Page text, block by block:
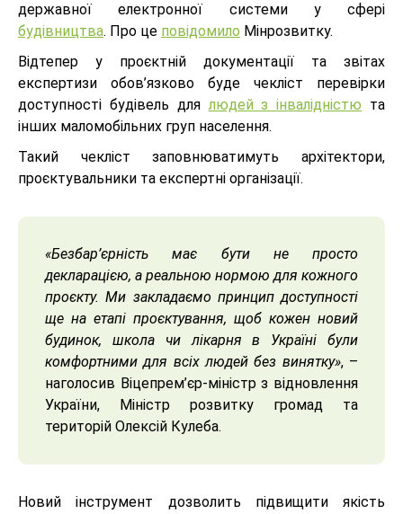
державної електронної системи у сфері
будівництва. Про це повідомило Мінрозвитку.
Відтепер у проєктній документації та звітах
експертизи обов’язково буде чекліст перевірки
доступності будівель длялюдей з інвалідністю та
інших маломобільних груп населення.
Такий чекліст заповнюватимуть архітектори,
проєктувальники та експертні організації.
«Безбар’єрність має бути не просто
декларацією, а реальною нормою для кожного
проєкту. Ми закладаємо принцип доступності
ще на етапі проєктування, щоб кожен новий
будинок, школа чи лікарня в Україні були
комфортними для всіх людей без винятку», –
наголосив Віцепрем’єр-міністр з відновлення
України, Міністр розвитку громад та
територій Олексій Кулеба.
Новий інструмент дозволить підвищити якість